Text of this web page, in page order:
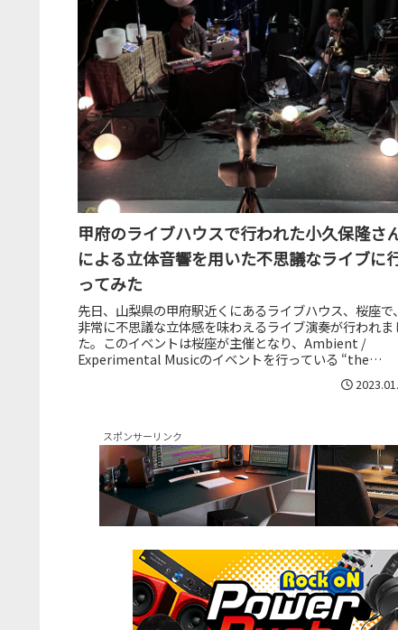
甲府のライブハウスで行われた小久保隆さ
による立体音響を用いた不思議なライブに
ってみた
先日、山梨県の甲府駅近くにあるライブハウス、桜座で、
非常に不思議な立体感を味わえるライブ演奏が行われま
た。このイベントは桜座が主催となり、Ambient /
Experimental Musicのイベントを行っている “the
スポンサーリンク